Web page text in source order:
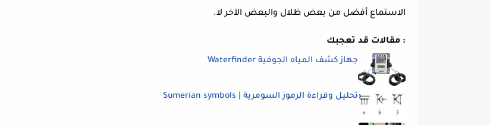
الاستماع أفضل من بعض ظلال والبعض الآخر لا.
مقالات قد تعجبك :
جهاز كشف المياه الجوفية Waterfinder
تحليل وقراءة الرموز السومرية | Sumerian symbols